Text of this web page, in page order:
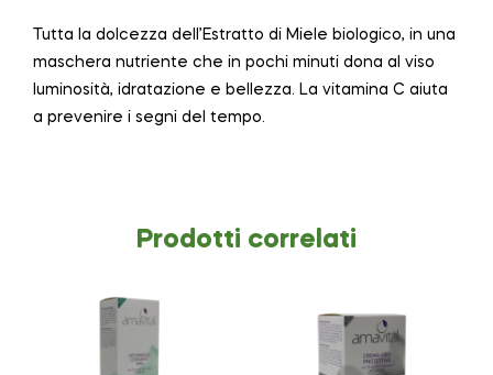
Tutta la dolcezza dell’Estratto di Miele biologico, in una
maschera nutriente che in pochi minuti dona al viso
luminosità, idratazione e bellezza. La vitamina C aiuta
a prevenire i segni del tempo.
Prodotti correlati